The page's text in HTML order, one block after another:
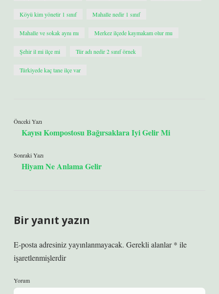
Köyü kim yönetir 1 sınıf Mahalle nedir 1 sınıf
Mahalle ve sokak aynı mı Merkez ilçede kaymakam olur mu
Şehir il mi ilçe mi Tür adı nedir 2 sınıf örnek
Türkiyede kaç tane ilçe var
Önceki Yazı
Kayısı Kompostosu Bağırsaklara Iyi Gelir Mi
Sonraki Yazı
Hiyam Ne Anlama Gelir
Bir yanıt yazın
E-posta adresiniz yayınlanmayacak. Gerekli alanlar* ile
işaretlenmişlerdir
Yorum